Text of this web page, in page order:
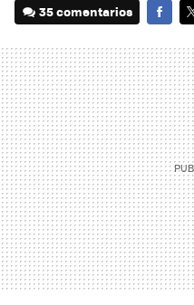
35 comentarios